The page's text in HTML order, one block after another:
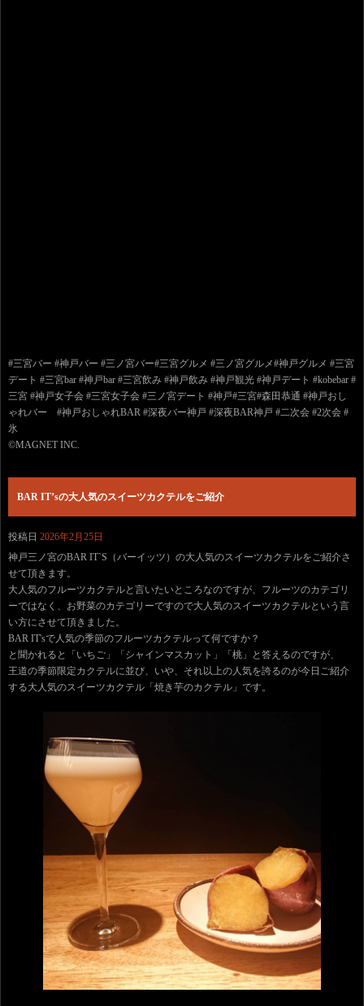
#三宮バー #神戸バー #三ノ宮バー#三宮グルメ #三ノ宮グルメ#神戸グルメ #三宮
デート #三宮bar #神戸bar #三宮飲み #神戸飲み #神戸観光 #神戸デート #kobebar #
三宮 #神戸女子会 #三宮女子会 #三ノ宮デート #神戸#三宮#森田恭通 #神戸おし
ゃれバー #神戸おしゃれBAR #深夜バー神戸 #深夜BAR神戸 #二次会 #2次会 #
氷
©️MAGNET INC.
BAR IT’sの大人気のスイーツカクテルをご紹介
投稿日 2026年2月25日
神戸三ノ宮のBAR IT`S（バーイッツ）の大人気のスイーツカクテルをご紹介さ
せて頂きます。
大人気のフルーツカクテルと言いたいところなのですが、フルーツのカテゴリ
ーではなく、お野菜のカテゴリーですので大人気のスイーツカクテルという言
い方にさせて頂きました。
BAR IT'sで人気の季節のフルーツカクテルって何ですか？
と聞かれると「いちご」「シャインマスカット」「桃」と答えるのですが、
王道の季節限定カクテルに並び、いや、それ以上の人気を誇るのが今日ご紹介
する大人気のスイーツカクテル「焼き芋のカクテル」です。